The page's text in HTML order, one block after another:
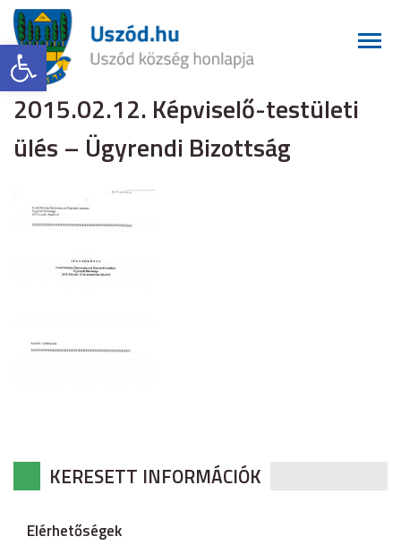
Eszköztár megnyitása
2015.02.12. Képviselő-testületi
ülés – Ügyrendi Bizottság
KERESETT INFORMÁCIÓK
Elérhetőségek